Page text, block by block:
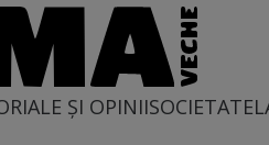
ȘI OPINIISOCIETATE